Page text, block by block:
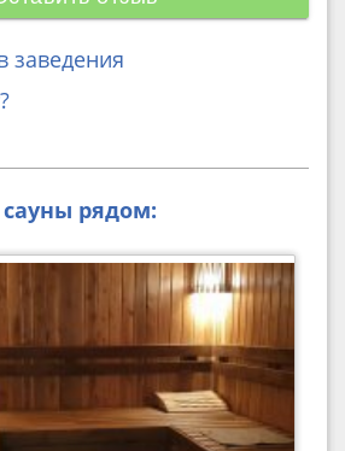
заведения
рядом: